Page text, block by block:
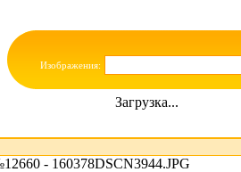
Изображения:
Загрузка...
- 160378DSCN3944.JPG